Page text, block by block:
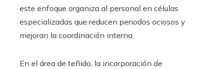
este enfoque organiza al personal en células
especializadas que reducen periodos ociosos y
mejoran la coordinación interna.
En el área de teñido, la incorporación de